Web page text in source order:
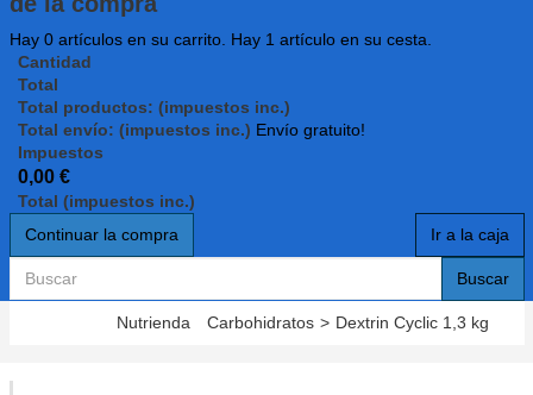
Hay 0artículos en su carrito. Hay 1 artículo en su cesta.
Cantidad
Total
Total productos: (impuestos inc.)
Total envío: (impuestos inc.) Envío gratuito!
Impuestos
0,00 €
Total (impuestos inc.)
Continuar la compra
Ir a la caja
Buscar
Nutrienda Carbohidratos > Dextrin Cyclic 1,3 kg